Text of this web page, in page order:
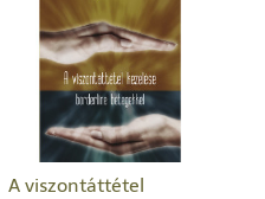
A viszontáttétel